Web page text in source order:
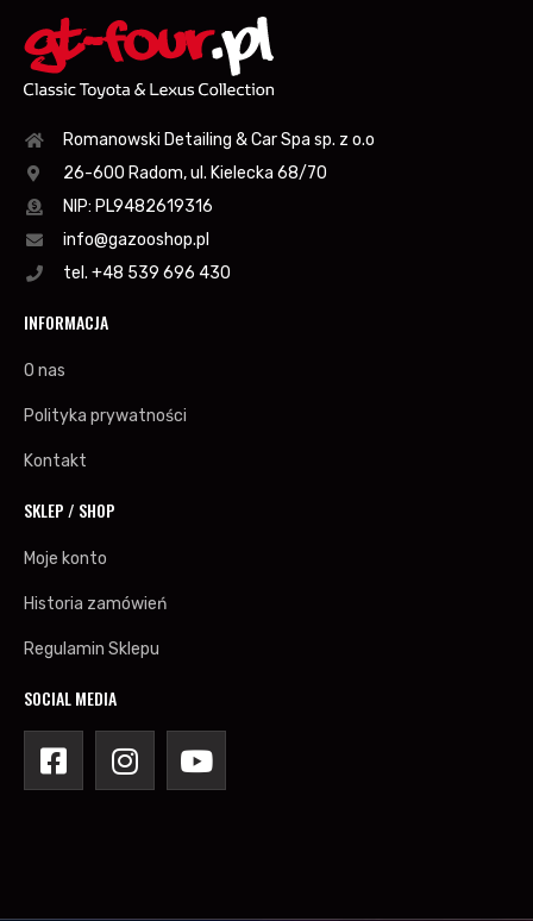
Romanowski Detailing & Car Spa sp. z o.o
26-600 Radom, ul. Kielecka 68/70
NIP: PL9482619316
info@gazooshop.pl
tel. +48 539 696 430
INFORMACJA
O nas
Polityka prywatności
Kontakt
SKLEP / SHOP
Moje konto
Historia zamówień
Regulamin Sklepu
SOCIAL MEDIA